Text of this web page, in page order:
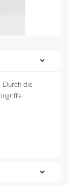
Durch die